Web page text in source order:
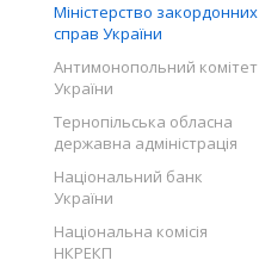
Міністерство закордонних
справ України
Антимонопольний комітет
України
Тернопільська обласна
державна адміністрація
Національний банк
України
Національна комісія
НКРЕКП